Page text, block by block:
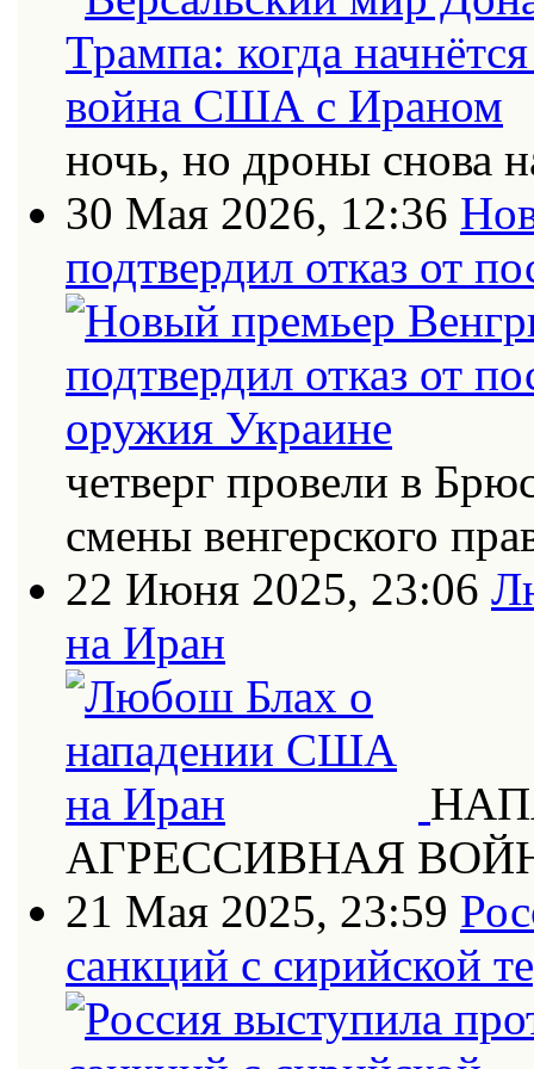
ночь, но дроны снова
30 Мая 2026, 12:36
подтвердил отказ от
четверг провели в
смены венгерского
22 Июня 2025, 23:06
на Иран
АГРЕССИВНАЯ
21 Мая 2025, 23:59
санкций с сирийской